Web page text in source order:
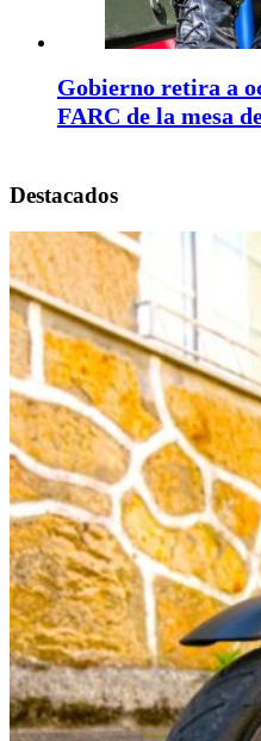
Gobierno retira a
FARC de la mesa
Destacados